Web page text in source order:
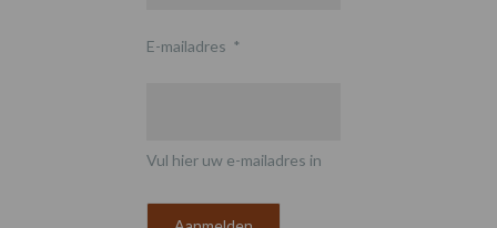
E-mailadres *
Vul hier uw e-mailadres in